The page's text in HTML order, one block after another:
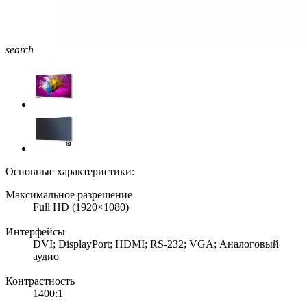
search
Основные характеристики:
Максимальное разрешение
Full HD (1920×1080)
Интерфейсы
DVI; DisplayPort; HDMI; RS-232; VGA; Аналоговый
аудио
Контрастность
1400:1